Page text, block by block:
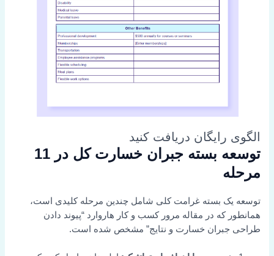
الگوی رایگان دریافت کنید
توسعه بسته جبران خسارت کل در 11
مرحله
توسعه یک بسته غرامت کلی شامل چندین مرحله کلیدی است،
همانطور که در مقاله مرور کسب و کار هاروارد “پیوند دادن
طراحی جبران خسارت و نتایج” مشخص شده است.